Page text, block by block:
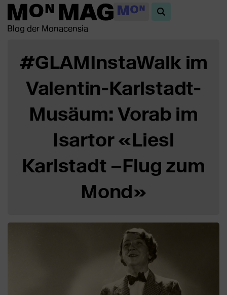
Blog der Monacensia
#GLAMInstaWalk im
Valentin-Karlstadt-
Musäum: Vorab im
Isartor «Liesl
Karlstadt –Flug zum
Mond»